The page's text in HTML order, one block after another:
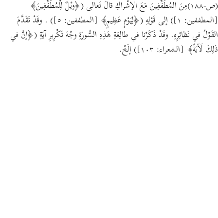
(ص-١٨٨)مِنَ المُطَفِّفِينَ مَعَ الإشْراكِ قالَ تَعالى (﴿ويْلٌ لِلْمُطَفِّفِينَ﴾
[المطففين: ١]) إلى قَوْلِهِ (﴿لِيَوْمٍ عَظِيمٍ﴾ [المطففين: ٥]) . وقَدْ تَقَدَّمَ
القَوْلُ في نَظائِرِهِ. وقَدْ ذَكَرْنا في طالِعَةِ هَذِهِ السُّورَةِ وجْهَ تَكْرِيرِ آيَةِ (﴿إنَّ في
ذَلِكَ لَآيَةً﴾ [الشعراء: ١٠٣]) إلَخْ.